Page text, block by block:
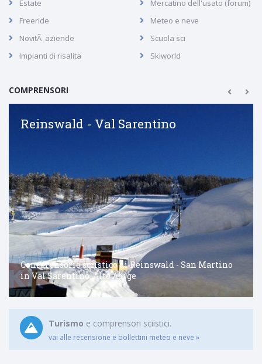
Estate
Freeride
NovitÃ aziende
Impianti di risalita
Mercatino dell'usato (forum)
Meteo e neve
Scuola sci
Skiworld
COMPRENSORI
Reinswald - Val Sarentino
Comprensorio sciistico di Reinswald - San Martino
in Val Sarentino, Alto Adige
Turismo e comprensori sciistici.
vai alle recensione e bollettini meteo e neve »